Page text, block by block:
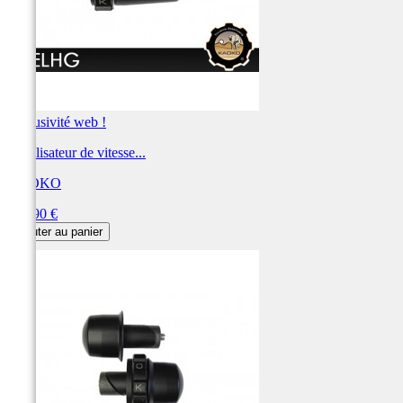
Exclusivité web !
Stabilisateur de vitesse...
KAOKO
122,90 €
Ajouter au panier